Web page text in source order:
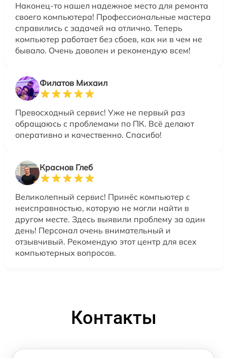
Наконец-то нашел надежное место для ремонта
своего компьютера! Профессиональные мастера
справились с задачей на отлично. Теперь
компьютер работает без сбоев, как ни в чем не
бывало. Очень доволен и рекомендую всем!
Филатов Михаил
Превосходный сервис! Уже не первый раз
обращаюсь с проблемами по ПК. Всё делают
оперативно и качественно. Спасибо!
Краснов Глеб
Великолепный сервис! Принёс компьютер с
неисправностью, которую не могли найти в
другом месте. Здесь выявили проблему за один
день! Персонал очень внимательный и
отзывчивый. Рекомендую этот центр для всех
компьютерных вопросов.
Контакты